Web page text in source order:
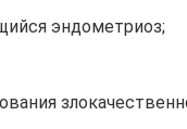
эндометриоз;